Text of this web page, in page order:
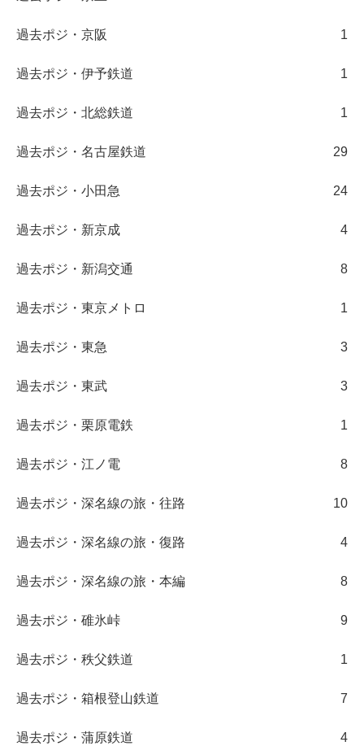
過去ポジ・京阪 1
過去ポジ・伊予鉄道 1
過去ポジ・北総鉄道 1
過去ポジ・名古屋鉄道 29
過去ポジ・小田急 24
過去ポジ・新京成 4
過去ポジ・新潟交通 8
過去ポジ・東京メトロ 1
過去ポジ・東急 3
過去ポジ・東武 3
過去ポジ・栗原電鉄 1
過去ポジ・江ノ電 8
過去ポジ・深名線の旅・往路 10
過去ポジ・深名線の旅・復路 4
過去ポジ・深名線の旅・本編 8
過去ポジ・碓氷峠 9
過去ポジ・秩父鉄道 1
過去ポジ・箱根登山鉄道 7
過去ポジ・蒲原鉄道 4